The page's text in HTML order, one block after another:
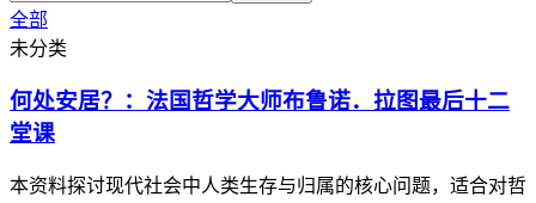
全部
未分类
何处安居？：法国哲学大师布鲁诺．拉图最后十二
堂课
本资料探讨现代社会中人类生存与归属的核心问题，适合对哲